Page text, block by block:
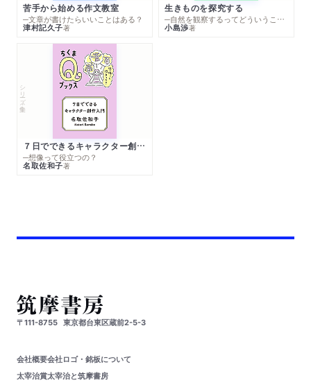
苦手から始める作文教室
─文章が書けたらいいことはある？
津村記久子著
生きものを探究する
─自然を観察するってどういうこと？
小島渉著
シリーズ・全集
７日でできるキャラクター創作入門
─想像って役立つの？
名取佐和子著
〒111-8755 東京都台東区蔵前2-5-3
会社概要会社ロゴ・銘板について
太宰治賞太宰治と筑摩書房